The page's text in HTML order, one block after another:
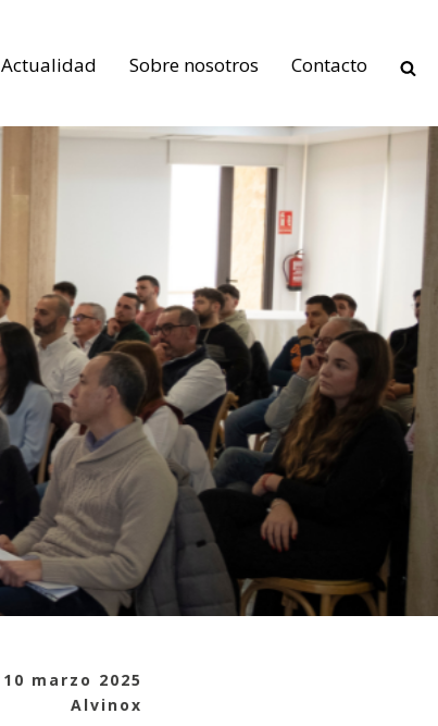
Actualidad Sobre nosotros Contacto
10 marzo 2025
Alvinox